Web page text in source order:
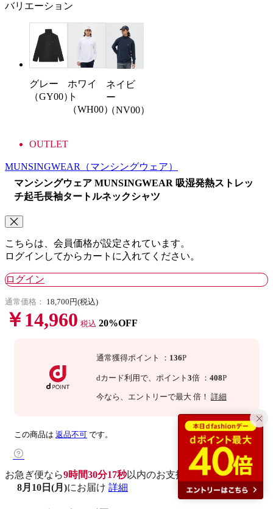
バリエーション
グレー
（GY00）
ホワイ
ト
（WH00）
ネイビ
ー
（NV00）
OUTLET
MUNSINGWEAR
（マンシングウェア）
マンシングウェア MUNSINGWEAR 吸湿発熱ストレッ
チ起毛長袖タートルネックシャツ
こちらは、会員価格が設定されています。
ログインしてからカートに入れてください。
ログイン
通常価格： 18,700円(税込)
￥14,960 税込 20%OFF
通常獲得ポイント ： 136P
dカード利用で、 ポイント 3倍 ： 408P
今なら 、エントリーで最大 倍！ 詳細
この商品は 返品不可 です。
お急ぎ便なら9時間30分16秒以内のお支払いで
8月10日(月)にお届け 詳細